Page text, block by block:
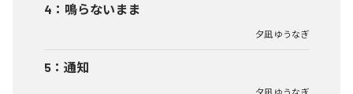
4 ： 鳴らないまま
夕凪 ゆうなぎ
5 ： 通知
夕凪 ゆうなぎ